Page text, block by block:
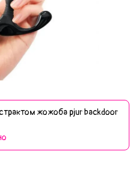
жожоба pjur backdoor